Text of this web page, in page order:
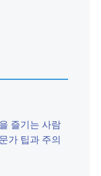
즐기는 사람
가 팁과 주의